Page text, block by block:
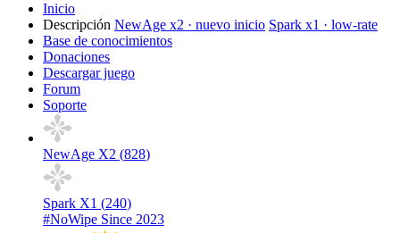
Inicio
Descripción NewAge x2 · nuevo inicio Spark x1 · low-rate
Base de conocimientos
Donaciones
Descargar juego
Forum
Soporte
NewAge X2 (828)
Spark X1 (240)
#NoWipe Since 2023